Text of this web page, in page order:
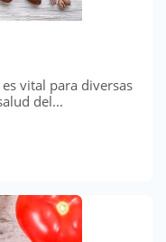
vital para diversas
del...